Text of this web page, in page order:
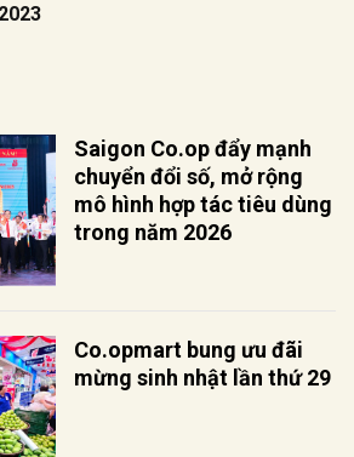
Saigon Co.op đẩy mạnh
chuyển đổi số, mở rộng
mô hình hợp tác tiêu dùng
trong năm 2026
Co.opmart bung ưu đãi
mừng sinh nhật lần thứ 29